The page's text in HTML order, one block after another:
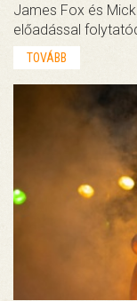
James Fox és
előadással
TOVÁBB